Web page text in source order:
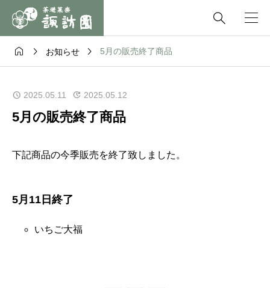

  お知らせ  5月の販売終了商品
2025.05.11 2025.05.12
5月の販売終了商品
下記商品の今季販売を終了致しました。
5月11日終了
いちご大福